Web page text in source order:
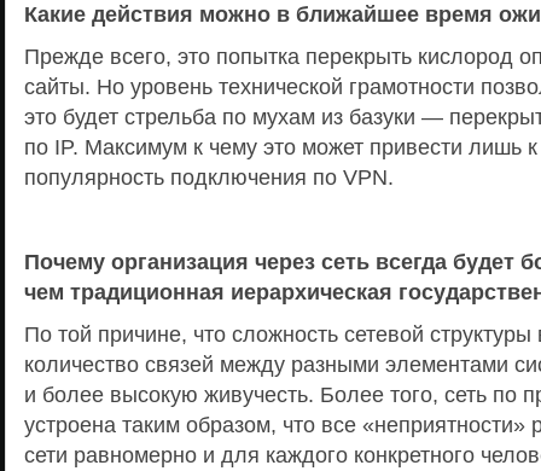
Какие действия можно в ближайшее время
Прежде всего, это попытка перекрыть кислород
сайты. Но уровень технической грамотности
это будет стрельба по мухам из базуки —
по IP. Максимум к чему это может привести лишь к
популярность подключения по VPN.
Почему организация через сеть всегда будет
чем традиционная иерархическая
По той причине, что сложность сетевой
количество связей между разными элементами
и более высокую живучесть. Более того, сеть по
устроена таким образом, что все «неприятности»
сети равномерно и для каждого конкретного